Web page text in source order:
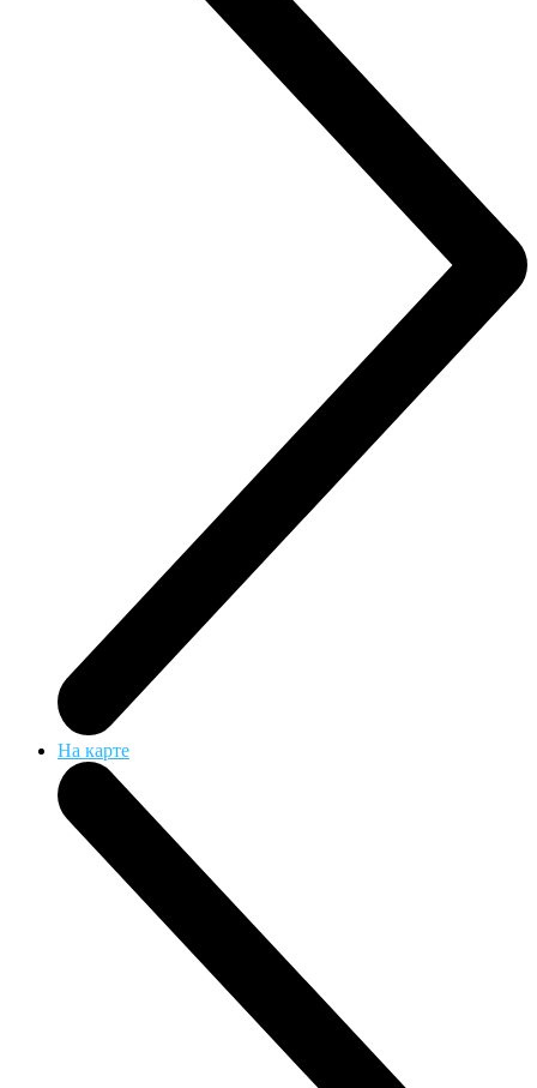
На карте